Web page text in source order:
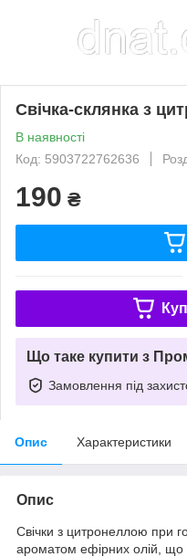
Свічка-склянка з
В наявності
Код: 5903722762636
190 ₴
Що таке купити з
Замовлення під
Опис Характеристики
Опис
Свічки з цитронеллою при
ароматом ефірних олій, що